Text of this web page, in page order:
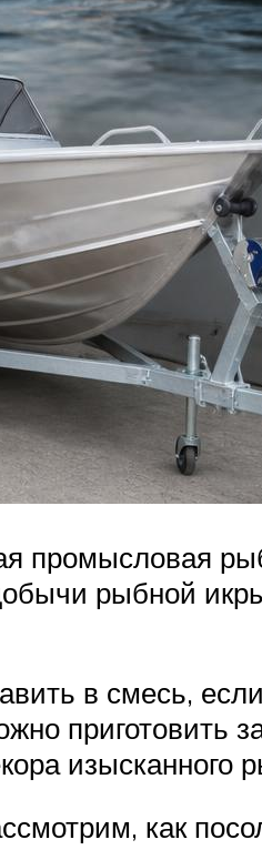
промысловая
рыбной
в смесь,
приготовить
изысканного
как